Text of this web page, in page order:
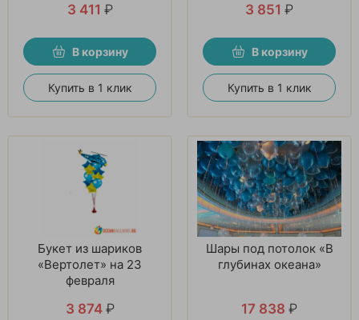
3 411 ₽
В корзину
Купить в 1 клик
3 851 ₽
В корзину
Купить в 1 клик
Букет из шариков
«Вертолет» на 23
февраля
3 874 ₽
Шары под потолок «В
глубинах океана»
17 838 ₽